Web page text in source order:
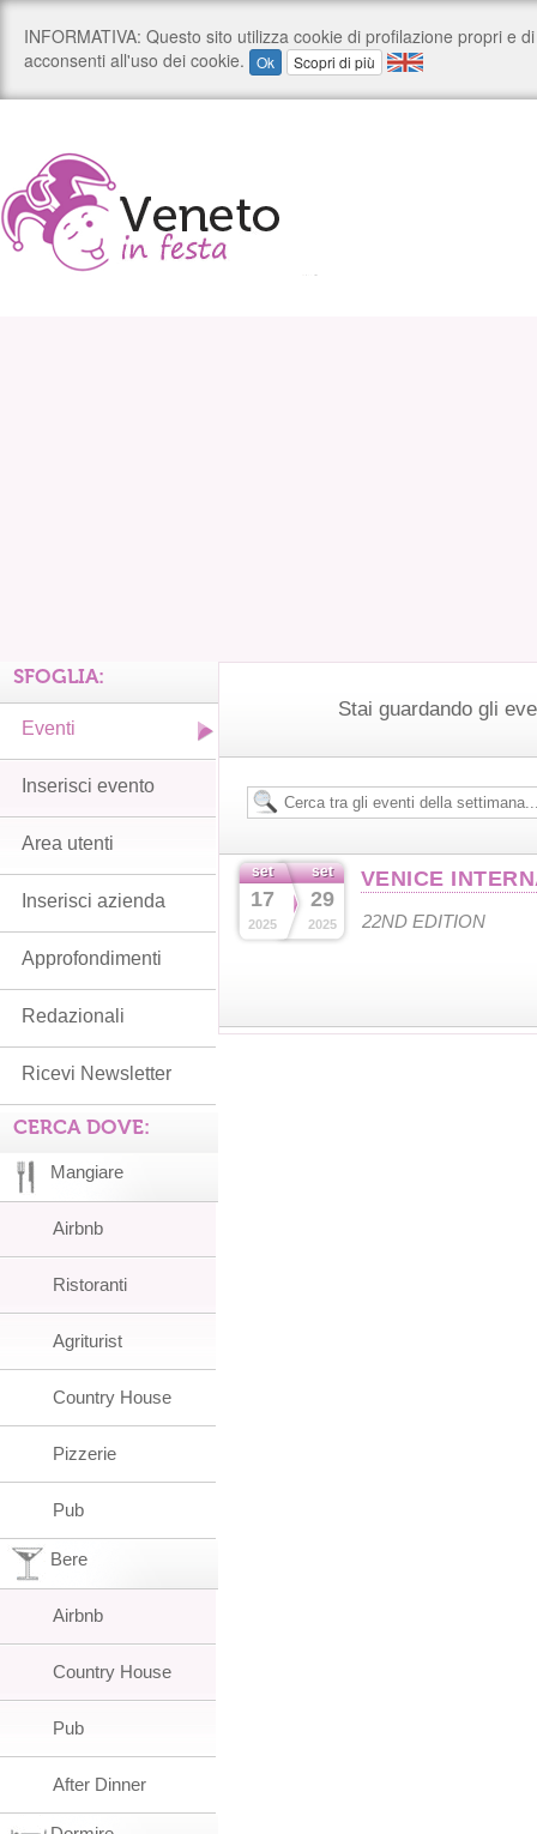
Stai guardando gli
set
17
2025
set
29
2025
VENICE
22ND EDITION
SFOGLIA:
Eventi
Inserisci evento
Area utenti
Inserisci azienda
Approfondimenti
Redazionali
Ricevi Newsletter
CERCA DOVE:
Mangiare
Airbnb
Ristoranti
Agriturist
Country House
Pizzerie
Pub
Bere
Airbnb
Country House
Pub
After Dinner